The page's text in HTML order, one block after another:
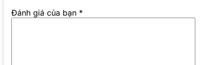
Đánh giá của bạn *